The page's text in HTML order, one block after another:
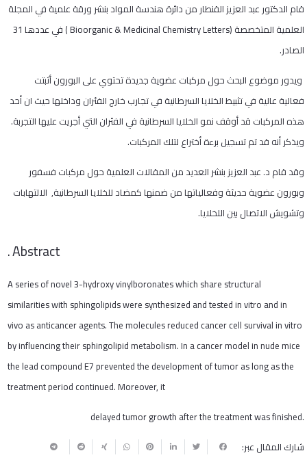
قام الدكتور عبد العزيز القنطار من دائرة هندسة المواد بنشر ورقة علمية في المجلة
العلمية المتخصصة (Bioorganic & Medicinal Chemistry Letters) في عددها 1 3
الصادر.
ويدور موضوع البحث حول مركبات عضوية جديدة تحتوي على البورون أثبتت
فعالية عالية في تثبيط الخلايا السرطانية في تجارب خارج الفئران وداخلها حيث ان أحد
هذه المركبات قد أوقف نمو الخلايا السرطانية في الفئران التي أجريت عليها التجربة.
ويذكر أنه قد تم تسجيل برءة أختراع لتلك المركبات.
وقد قام د. عبد العزيز بنشر العديد من المقالات العلمية حول مركبات فسفور
وبورون عضوية حديثة وفعالياتها من ضمنها كمضاد للخلايا السرطانية, الالتهابات
وتشويش الاتصال بين اللخلايا.
.Abstract
A series of novel 3-hydroxy vinylboronates which share structural
similarities with sphingolipids were synthesized and tested in vitro and in
vivo as anticancer agents. The molecules reduced cancer cell survival in vitro
by influencing their sphingolipid metabolism. In a cancer model in nude mice
the lead compound E7 prevented the development of tumor as long as the
treatment period continued. Moreover, it
delayed tumor growth after the treatment was finished.
شارك المقال عبر: